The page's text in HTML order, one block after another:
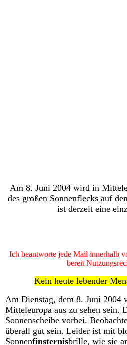
Am 8. Juni 2004 wird in
des großen Sonnenflecks auf
ist derzeit eine
Ich beantworte jede Mail innerhalb
bereit
Kein heute lebender
Am Dienstag, dem 8. Juni 2004
Mitteleuropa aus zu sehen sein.
Sonnenscheibe vorbei.
überall gut sein. Leider ist mit
Sonnenfinsternisbrille, wie sie